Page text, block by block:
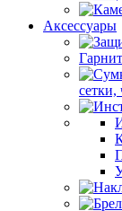
Аксессуары
сетки,